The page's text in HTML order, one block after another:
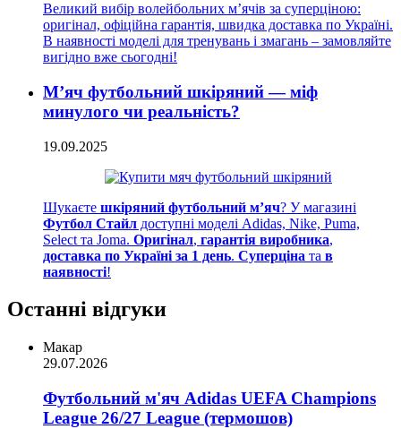
Великий вибір волейбольних м’ячів за суперціною:
оригінал, офіційна гарантія, швидка доставка по Україні.
В наявності моделі для тренувань і змагань – замовляйте
вигідно вже сьогодні!
М’яч футбольний шкіряний — міф
минулого чи реальність?
19.09.2025
Шукаєте шкіряний футбольний м’яч? У магазині
Футбол Стайл доступні моделі Adidas, Nike, Puma,
Select та Joma. Оригінал, гарантія виробника,
доставка по Україні за 1 день. Суперціна та в
наявності!
Останні відгуки
Макар
29.07.2026
Футбольний м'яч Adidas UEFA Champions
League 26/27 League (термошов)